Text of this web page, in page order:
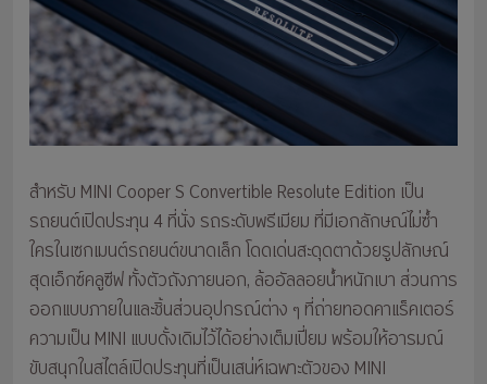
สำหรับ MINI Cooper S Convertible Resolute Edition เป็น
รถยนต์เปิดประทุน 4 ที่นั่ง รถระดับพรีเมียม ที่มีเอกลักษณ์ไม่ซ้ำ
ใครในเซกเมนต์รถยนต์ขนาดเล็ก โดดเด่นสะดุดตาด้วยรูปลักษณ์
สุดเอ็กซ์คลูซีฟ ทั้งตัวถังภายนอก, ล้ออัลลอยน้ำหนักเบา ส่วนการ
ออกแบบภายในและชิ้นส่วนอุปกรณ์ต่าง ๆ ที่ถ่ายทอดคาแร็คเตอร์
ความเป็น MINI แบบดั้งเดิมไว้ได้อย่างเต็มเปี่ยม พร้อมให้อารมณ์
ขับสนุกในสไตล์เปิดประทุนที่เป็นเสน่ห์เฉพาะตัวของ MINI